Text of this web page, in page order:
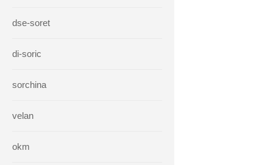
dse-soret
di-soric
sorchina
velan
okm